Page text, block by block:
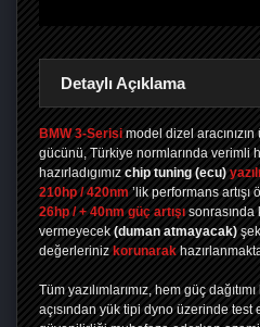
Detaylı Açıklama
BMW 3-Serisi model dizel aracınızın
gücünü, Türkiye normlarında verimli
hazırladıgımız chip tuning (ecu)
210hp / 420nm ’lik performans
26hp / + 40nm güç artışı sonrasında
vermeyecek (duman atmayacak)
değerleriniz korunarak
Tüm yazılımlarımız, hem güç
açısından yük tipi dyno üzerinde test